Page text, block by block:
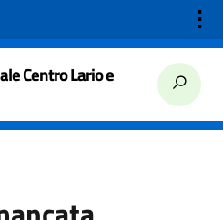
⋮
Centro Lario e